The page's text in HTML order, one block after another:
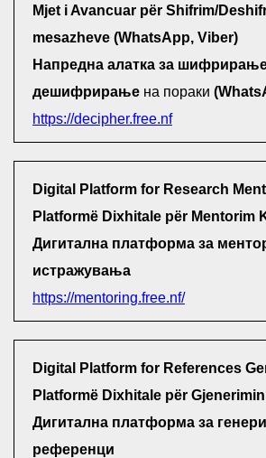
Mjet i Avancuar për Shifrim/
mesazheve (WhatsApp, Viber)
Напредна алатка за
дешифрирање на пораки
https://decipher.free.nf
Digital Platform for Research
Platformë Dixhitale për Mentorim
Дигитална платформа за
истражувања
https://mentoring.free.nf/
Digital Platform for References
Platformë Dixhitale për
Дигитална платформа за
референци